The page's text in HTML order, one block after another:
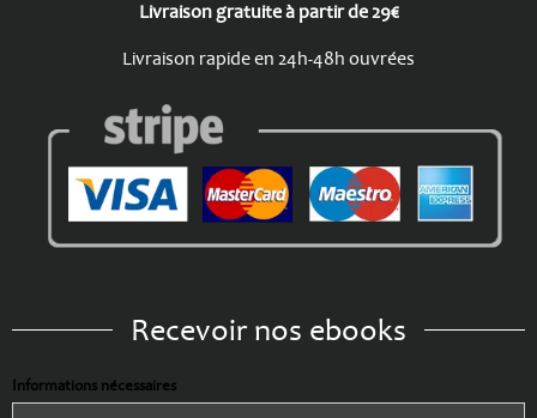
Livraison gratuite à partir de 29€
Livraison rapide en 24h-48h ouvrées
Recevoir nos ebooks
Informations nécessaires